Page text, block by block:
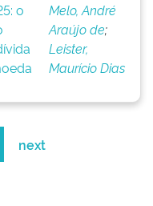
o
Melo, André
Araújo de;
Leister,
Maurício Dias
next